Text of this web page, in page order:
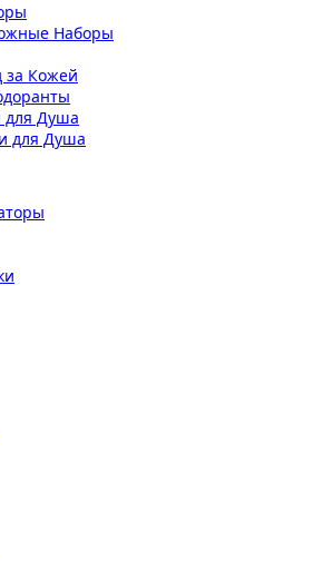
Наборы
за Кожей
для Душа
для Душа